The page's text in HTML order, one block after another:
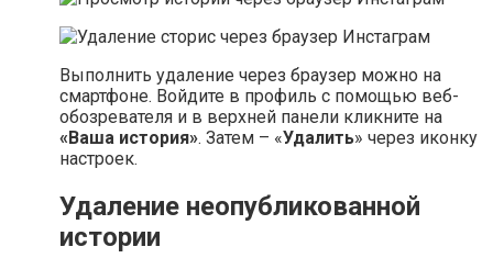
Выполнить удаление через браузер можно на
смартфоне. Войдите в профиль с помощью веб-
обозревателя и в верхней панели кликните на
«Ваша история». Затем – «Удалить» через иконку
настроек.
Удаление неопубликованной
истории